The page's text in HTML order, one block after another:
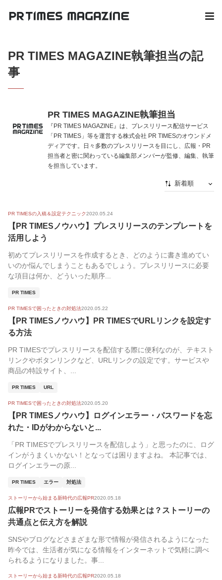
PR TIMES MAGAZINE執筆担当の記
事
PR TIMES MAGAZINE執筆担当
『PR TIMES MAGAZINE』は、プレスリリース配信サービス
「PR TIMES」等を運営する株式会社 PR TIMESのオウンドメ
ディアです。日々多数のプレスリリースを目にし、広報・PR
担当者と密に関わっている編集部メンバーが監修、編集、執筆
を担当しています。
新着順
人気順
PR TIMESの入稿＆設定テクニック2020.05.24
【PR TIMESノウハウ】プレスリリースのテンプレートを
活用しよう
初めてプレスリリースを作成するとき、どのように書き進めてい
いのか悩んでしまうこともあるでしょう。プレスリリースに必要
な項目は何か、どういった順序...
PR TIMES
PR TIMESで困ったときの対処法2020.05.22
【PR TIMESノウハウ】PR TIMESでURLリンクを設定す
る方法
PR TIMESでプレスリリースを配信する際に便利なのが、テキスト
リンクやボタンリンクなど、URLリンクの設定です。サービスや
商品の特設サイト、...
PR TIMES URL
PR TIMESで困ったときの対処法2020.05.20
【PR TIMESノウハウ】ログインエラー・パスワードを忘
れた・IDがわからないと...
「PR TIMESでプレスリリースを配信しよう」と思ったのに、ログ
インがうまくいかない！となっては困りますよね。 本記事では、
ログインエラーの原...
PR TIMES エラー 対処法
ストーリーから始まる新時代の広報PR2020.05.18
広報PRでストーリーを発信する効果とは？ストーリーの
共通点と伝え方を解説
SNSやブログなどさまざまな形で情報が発信されるようになった
昨今では、生活者が気になる情報をインターネットで気軽に調べ
られるようになりました。事...
ストーリーから始まる新時代の広報PR2020.05.18